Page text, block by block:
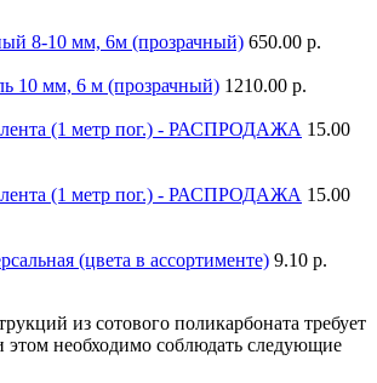
8-10 мм, 6м (прозрачный) 650.00 р.
10 мм, 6 м (прозрачный) 1210.00 р.
(1 метр пог.) - РАСПРОДАЖА 15.00
(1 метр пог.) - РАСПРОДАЖА 15.00
(цвета в ассортименте) 9.10 р.
из сотового поликарбоната требует
этом необходимо соблюдать следующие